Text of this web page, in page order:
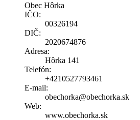
Obec Hôrka
IČO:
00326194
DIČ:
2020674876
Adresa:
Hôrka 141
Telefón:
+4210527793461
E-mail:
obechorka@obechorka.sk
Web:
www.obechorka.sk